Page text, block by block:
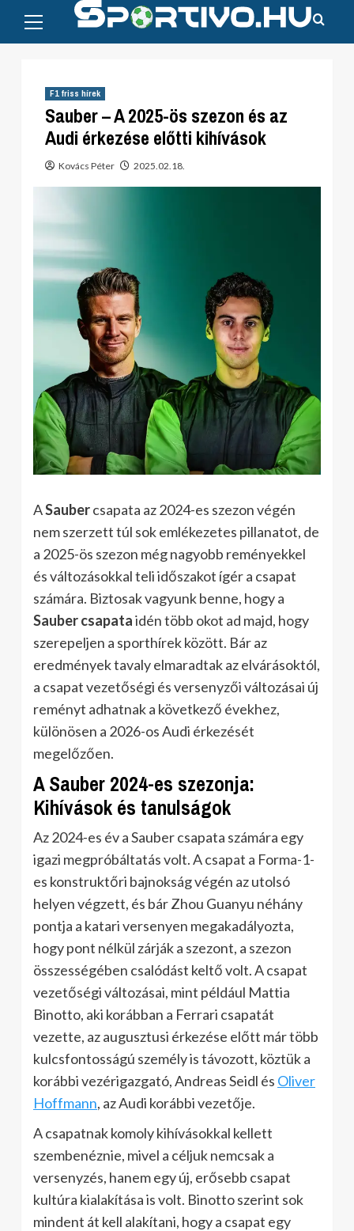
content
Menu
F1 friss hírek
Sauber – A 2025-ös szezon és az
Audi érkezése előtti kihívások
Kovács Péter 2025.02.18.
ASaubercsapata az 2024-es szezon végén
nem szerzett túl sok emlékezetes pillanatot, de
a 2025-ös szezon még nagyobb reményekkel
és változásokkal teli időszakot ígér a csapat
számára. Biztosak vagyunk benne, hogy a
Sauber csapataidén több okot ad majd, hogy
szerepeljen a sporthírek között. Bár az
eredmények tavaly elmaradtak az elvárásoktól,
a csapat vezetőségi és versenyzői változásai új
reményt adhatnak a következő évekhez,
különösen a 2026-os Audi érkezését
megelőzően.
A Sauber 2024-es szezonja:
Kihívások és tanulságok
Az 2024-es év a Sauber csapata számára egy
igazi megpróbáltatás volt. A csapat a Forma-1-
es konstruktőri bajnokság végén az utolsó
helyen végzett, és bár Zhou Guanyu néhány
pontja a katari versenyen megakadályozta,
hogy pont nélkül zárják a szezont, a szezon
összességében csalódást keltő volt. A csapat
vezetőségi változásai, mint például Mattia
Binotto, aki korábban a Ferrari csapatát
vezette, az augusztusi érkezése előtt már több
kulcsfontosságú személy is távozott, köztük a
korábbi vezérigazgató, Andreas Seidl és Oliver
Hoffmann, az Audi korábbi vezetője.
A csapatnak komoly kihívásokkal kellett
szembenéznie, mivel a céljuk nemcsak a
versenyzés, hanem egy új, erősebb csapat
kultúra kialakítása is volt. Binotto szerint sok
mindent át kell alakítani, hogy a csapat egy